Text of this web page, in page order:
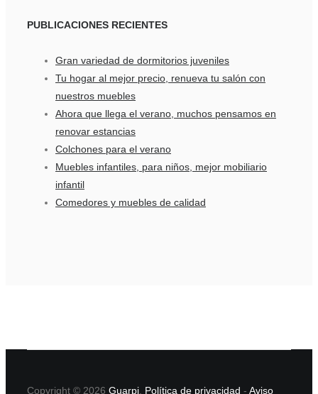
PUBLICACIONES RECIENTES
Gran variedad de dormitorios juveniles
Tu hogar al mejor precio, renueva tu salón con
nuestros muebles
Ahora que llega el verano, muchos pensamos en
renovar estancias
Colchones para el verano
Muebles infantiles, para niños, mejor mobiliario
infantil
Comedores y muebles de calidad
Copyright © 2026 Guarpi Política de privacidad - Aviso